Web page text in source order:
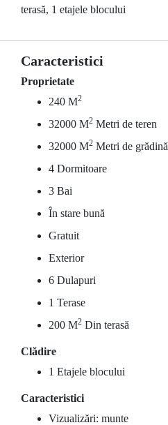
terasă, 1 etajele blocului
Caracteristici
Proprietate
240 M2
32000 M2 Metri de teren
32000 M2 Metri de grădină
4 Dormitoare
3 Bai
În stare bună
Gratuit
Exterior
6 Dulapuri
1 Terase
200 M2 Din terasă
Clădire
1 Etajele blocului
Caracteristici
Vizualizări: munte